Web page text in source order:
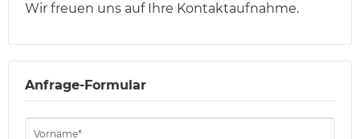
Wir freuen uns auf Ihre Kontaktaufnahme.
Anfrage-Formular